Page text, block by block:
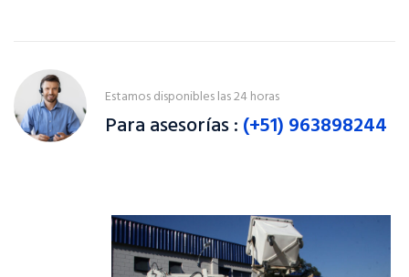
Estamos disponibles las 24 horas
Para asesorías : (+51) 963898244